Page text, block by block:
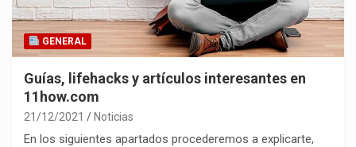
GENERAL
Guías, lifehacks y artículos interesantes en
11how.com
21/12/2021 Noticias
En los siguientes apartados procederemos a explicarte,